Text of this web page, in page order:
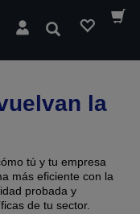
Buscar
la
tú y tu empresa
más eficiente con la
probada y
de tu sector.